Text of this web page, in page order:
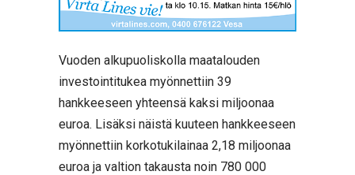
Vuoden alkupuoliskolla maatalouden
investointitukea myönnettiin 39
hankkeeseen yhteensä kaksi miljoonaa
euroa. Lisäksi näistä kuuteen hankkeeseen
myönnettiin korkotukilainaa 2,18 miljoonaa
euroa ja valtion takausta noin 780 000